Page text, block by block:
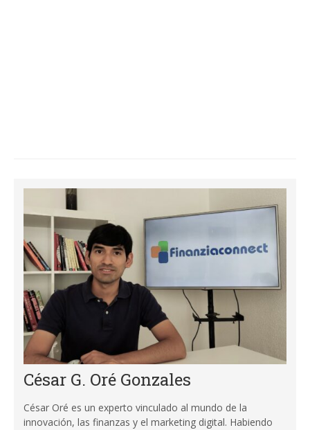
César G. Oré Gonzales
César Oré es un experto vinculado al mundo de la
innovación, las finanzas y el marketing digital. Habiendo